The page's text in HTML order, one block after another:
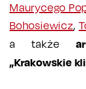
Maurycego
Bohosiewicz,
a także
„Krakowskie